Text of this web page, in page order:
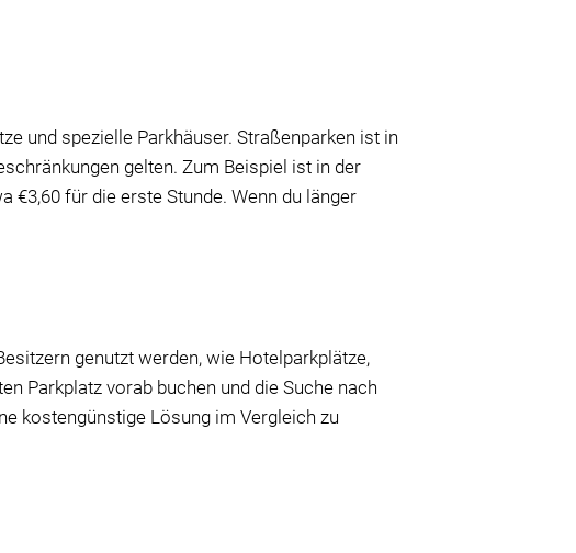
und spezielle Parkhäuser. Straßenparken ist in
gelten. Zum Beispiel ist in der
€3,60 für die erste Stunde. Wenn du länger
genutzt werden, wie Hotelparkplätze,
Parkplatz vorab buchen und die Suche nach
kostengünstige Lösung im Vergleich zu